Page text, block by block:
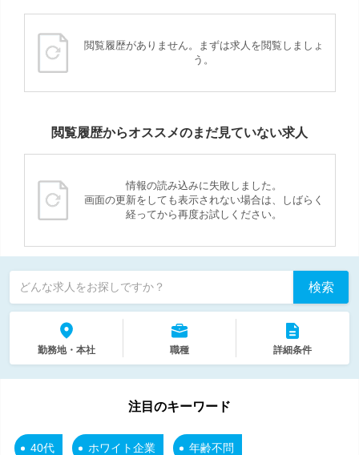
閲覧履歴がありません。まずは求人を閲覧しましょ
う。
閲覧履歴からオススメのまだ見ていない求人
情報の読み込みに失敗しました。
画面の更新をしても表示されない場合は、しばらく
経ってから再度お試しください。
どんな求人をお探しですか？ 検索
勤務地・本社 職種 詳細条件
注目のキーワード
40代 ホワイト企業 年齢不問